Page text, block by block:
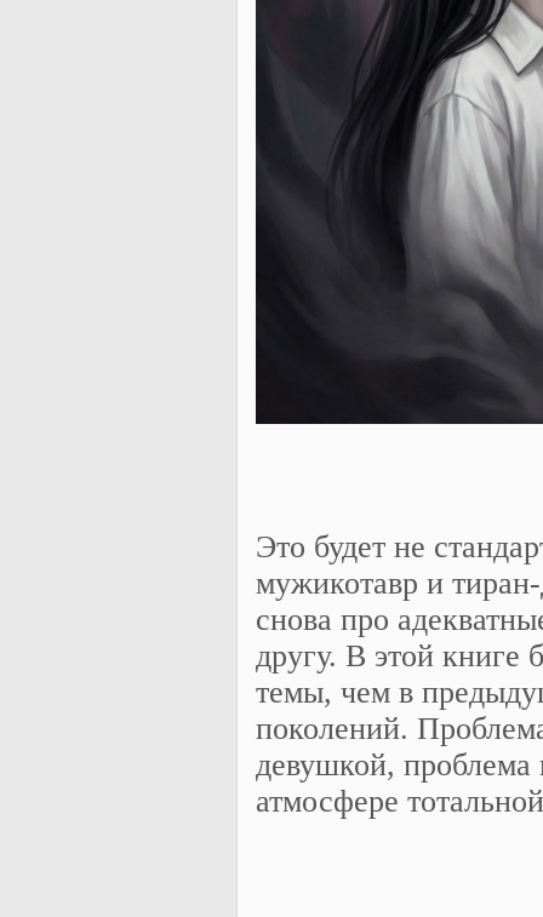
Это будет не
мужикотавр и тиран-
снова про
другу. В этой книге
темы, чем в
поколений.
девушкой, проблема
атмосфере